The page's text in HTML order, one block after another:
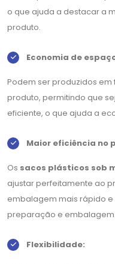
o que ajuda a destacar a
produto.
Economia de
Podem ser produzidos
produto, permitindo que
eficiente, o que ajuda a
Maior eficiência no
Os sacos plásticos sob
ajustar perfeitamente ao
embalagem mais rápido
preparação e embalagem.
Flexibilidade: